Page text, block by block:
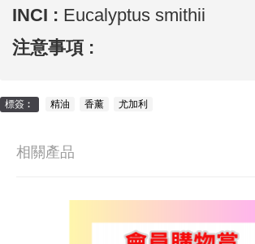
INCI : Eucalyptus smithii
注意事項 :
標簽︰ 精油 香薰 尤加利
相關產品